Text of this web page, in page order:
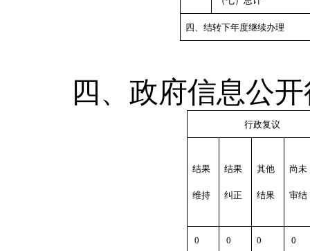
四、结转下年度继续办理
四、政府信息公
行政复议
结果
维持
结果
纠正
其他
结果
尚未
审结
0 0 0 0